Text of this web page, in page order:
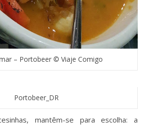
– Portobeer © Viaje Comigo
Portobeer_DR
mantêm-se para escolha: a